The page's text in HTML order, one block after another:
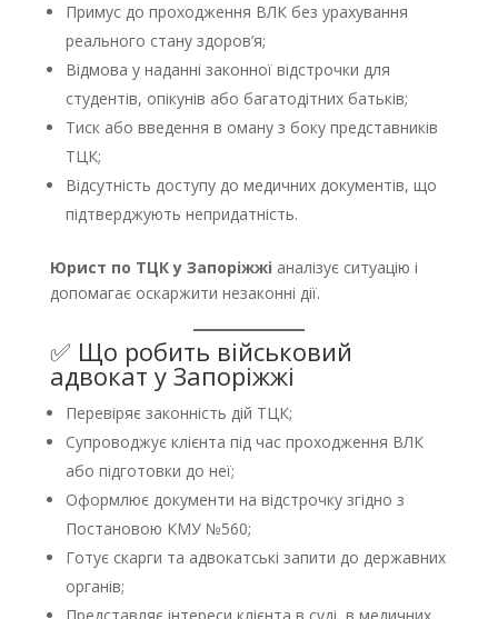
Примус до проходження ВЛК без урахування
реального стану здоров’я;
Відмова у наданні законної відстрочки для
студентів, опікунів або багатодітних батьків;
Тиск або введення в оману з боку представників
ТЦК;
Відсутність доступу до медичних документів, що
підтверджують непридатність.
Юрист по ТЦК у Запоріжжі аналізує ситуацію і
допомагає оскаржити незаконні дії.
✅ Що робить військовий
адвокат у Запоріжжі
Перевіряє законність дій ТЦК;
Супроводжує клієнта під час проходження ВЛК
або підготовки до неї;
Оформлює документи на відстрочку згідно з
Постановою КМУ №560;
Готує скарги та адвокатські запити до державних
органів;